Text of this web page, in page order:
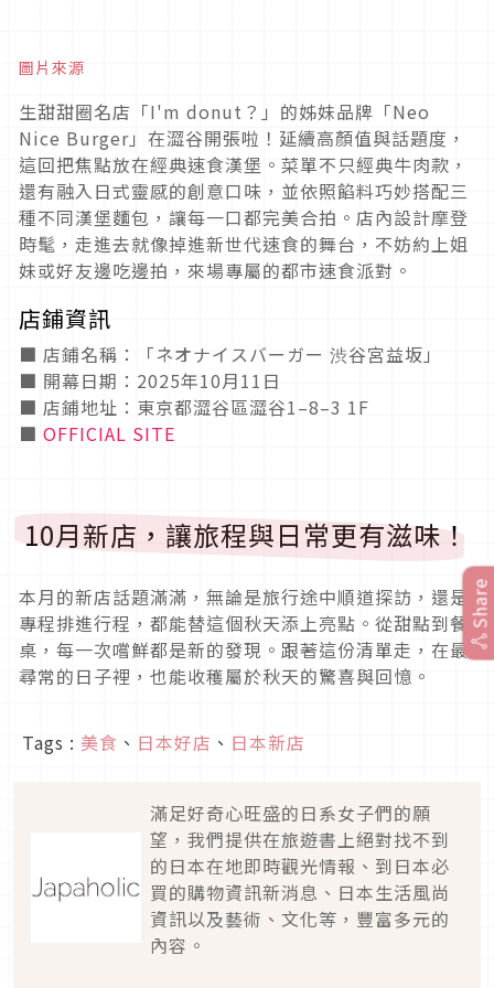
圖片來源
生甜甜圈名店「I'm donut？」的姊妹品牌「Neo
Nice Burger」在澀谷開張啦！延續高顏值與話題度，
這回把焦點放在經典速食漢堡。菜單不只經典牛肉款，
還有融入日式靈感的創意口味，並依照餡料巧妙搭配三
種不同漢堡麵包，讓每一口都完美合拍。店內設計摩登
時髦，走進去就像掉進新世代速食的舞台，不妨約上姐
妹或好友邊吃邊拍，來場專屬的都市速食派對。
店鋪資訊
■ 店鋪名稱：「ネオナイスバーガー 渋谷宮益坂」
■ 開幕日期：2025年10月11日
■ 店鋪地址：東京都澀谷區澀谷1–8–3 1F
■ OFFICIAL SITE
10月新店，讓旅程與日常更有滋味！
本月的新店話題滿滿，無論是旅行途中順道探訪，還是
專程排進行程，都能替這個秋天添上亮點。從甜點到餐
桌，每一次嚐鮮都是新的發現。跟著這份清單走，在最
尋常的日子裡，也能收穫屬於秋天的驚喜與回憶。
Tags : 美食 、 日本好店 、 日本新店
滿足好奇心旺盛的日系女子們的願
望，我們提供在旅遊書上絕對找不到
的日本在地即時觀光情報、到日本必
買的購物資訊新消息、日本生活風尚
資訊以及藝術、文化等，豐富多元的
內容。
Share